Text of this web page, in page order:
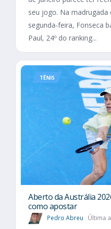
seu jogo. Na madrugada
segunda-feira, Fonseca
Paul, 24º do ranking...
TÊNIS
Aberto da Austrália
como apostar
Pedro Abreu Última